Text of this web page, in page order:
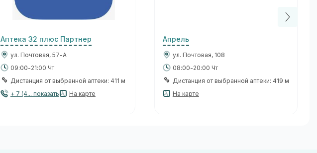
Аптека 32 плюс Партнер
ул. Почтовая, 57-А
09:00-21:00 Чт
Дистанция от выбранной аптеки: 411 м
+ 7 (4... показать
На карте
Апрель
ул. Почтовая, 108
08:00-20:00 Чт
Дистанция от выбранной аптеки: 419 м
На карте